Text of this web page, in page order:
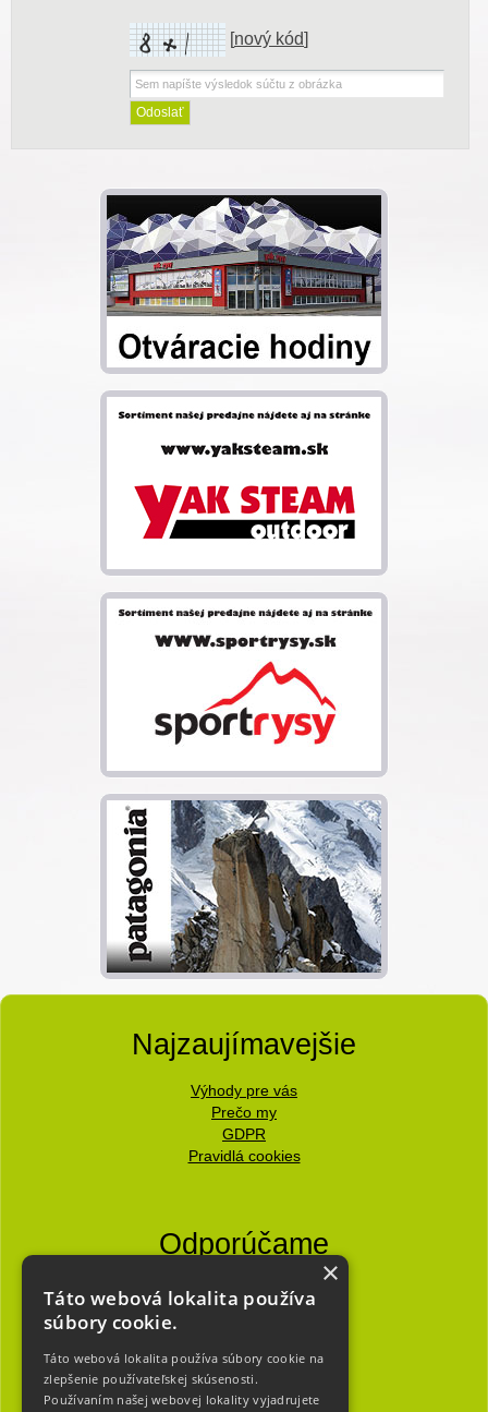
[nový kód]
Najzaujímavejšie
Výhody pre vás
Prečo my
GDPR
Pravidlá cookies
Odporúčame
Partneri
Užitočné
×
Táto webová lokalita používa
súbory cookie.
Táto webová lokalita používa súbory cookie na
zlepšenie používateľskej skúsenosti.
Používaním našej webovej lokality vyjadrujete